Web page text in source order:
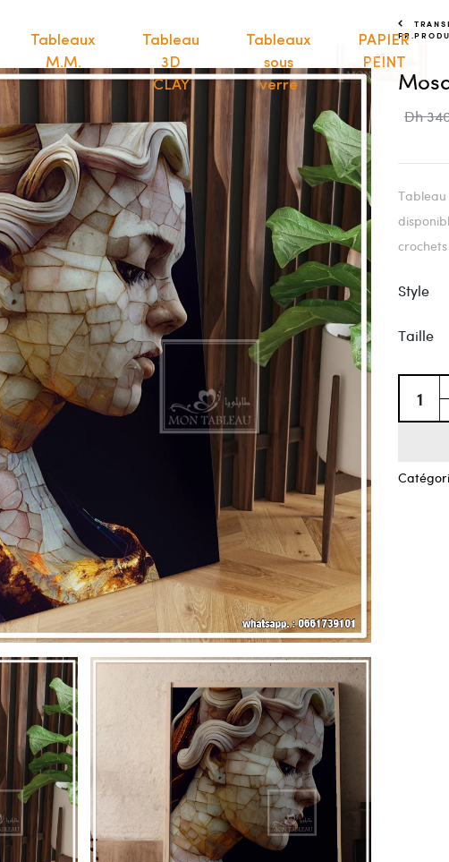
Tableaux
M.M.
Tableau
3D
CLAY
Tableaux
sous
verre
PAPIER
PEINT
Dh
Style
Taille